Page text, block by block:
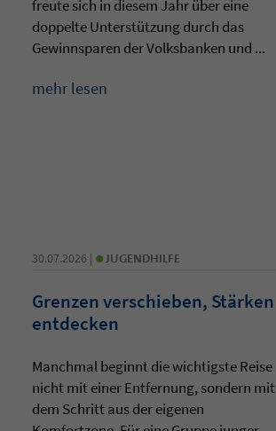
freute sich in diesem Jahr über eine
doppelte Unterstützung durch das
Gewinnsparen der Volksbanken und ...
mehr lesen
30.07.2026 | • JUGENDHILFE
Grenzen verschieben, Stärken
entdecken
Manchmal beginnt die wichtigste Reise
nicht mit einer Entfernung, sondern mit
dem Schritt aus der eigenen